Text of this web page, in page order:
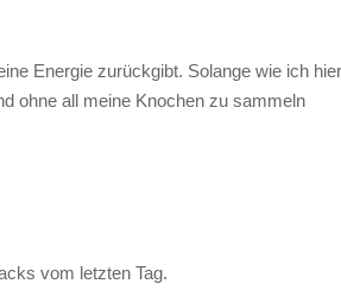
Energie zurückgibt. Solange wie ich
ohne all meine Knochen zu sammeln
vom letzten Tag.